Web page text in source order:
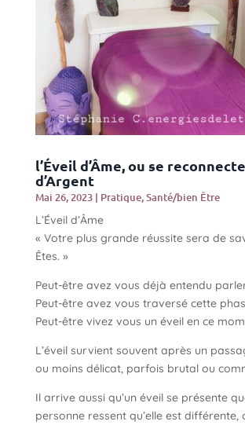
l’Éveil d’Âme, ou se
d’Argent
Mai 26, 2023| Pratique,Santé/bien Être
L’Éveil d’Âme
« Votre plus grande réussite sera de
Êtes. »
Peut-être avez vous déjà entendu
Peut-être avez vous traversé cette
Peut-être vivez vous un éveil en ce
L’éveil survient souvent après un
ou moins délicat, parfois brutal ou
Il arrive aussi qu’un éveil se présente
personne ressent qu’elle est différente,